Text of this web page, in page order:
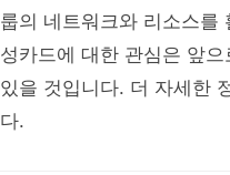
룹의 네트워크와 리소스를
성카드에 대한 관심은 앞
있을 것입니다. 더 자세한
다.